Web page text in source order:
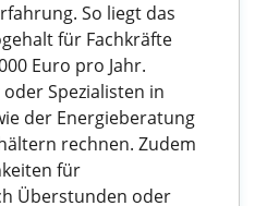
So liegt das
für Fachkräfte
Euro pro Jahr.
Spezialisten in
der Energieberatung
rechnen. Zudem
für
Überstunden oder